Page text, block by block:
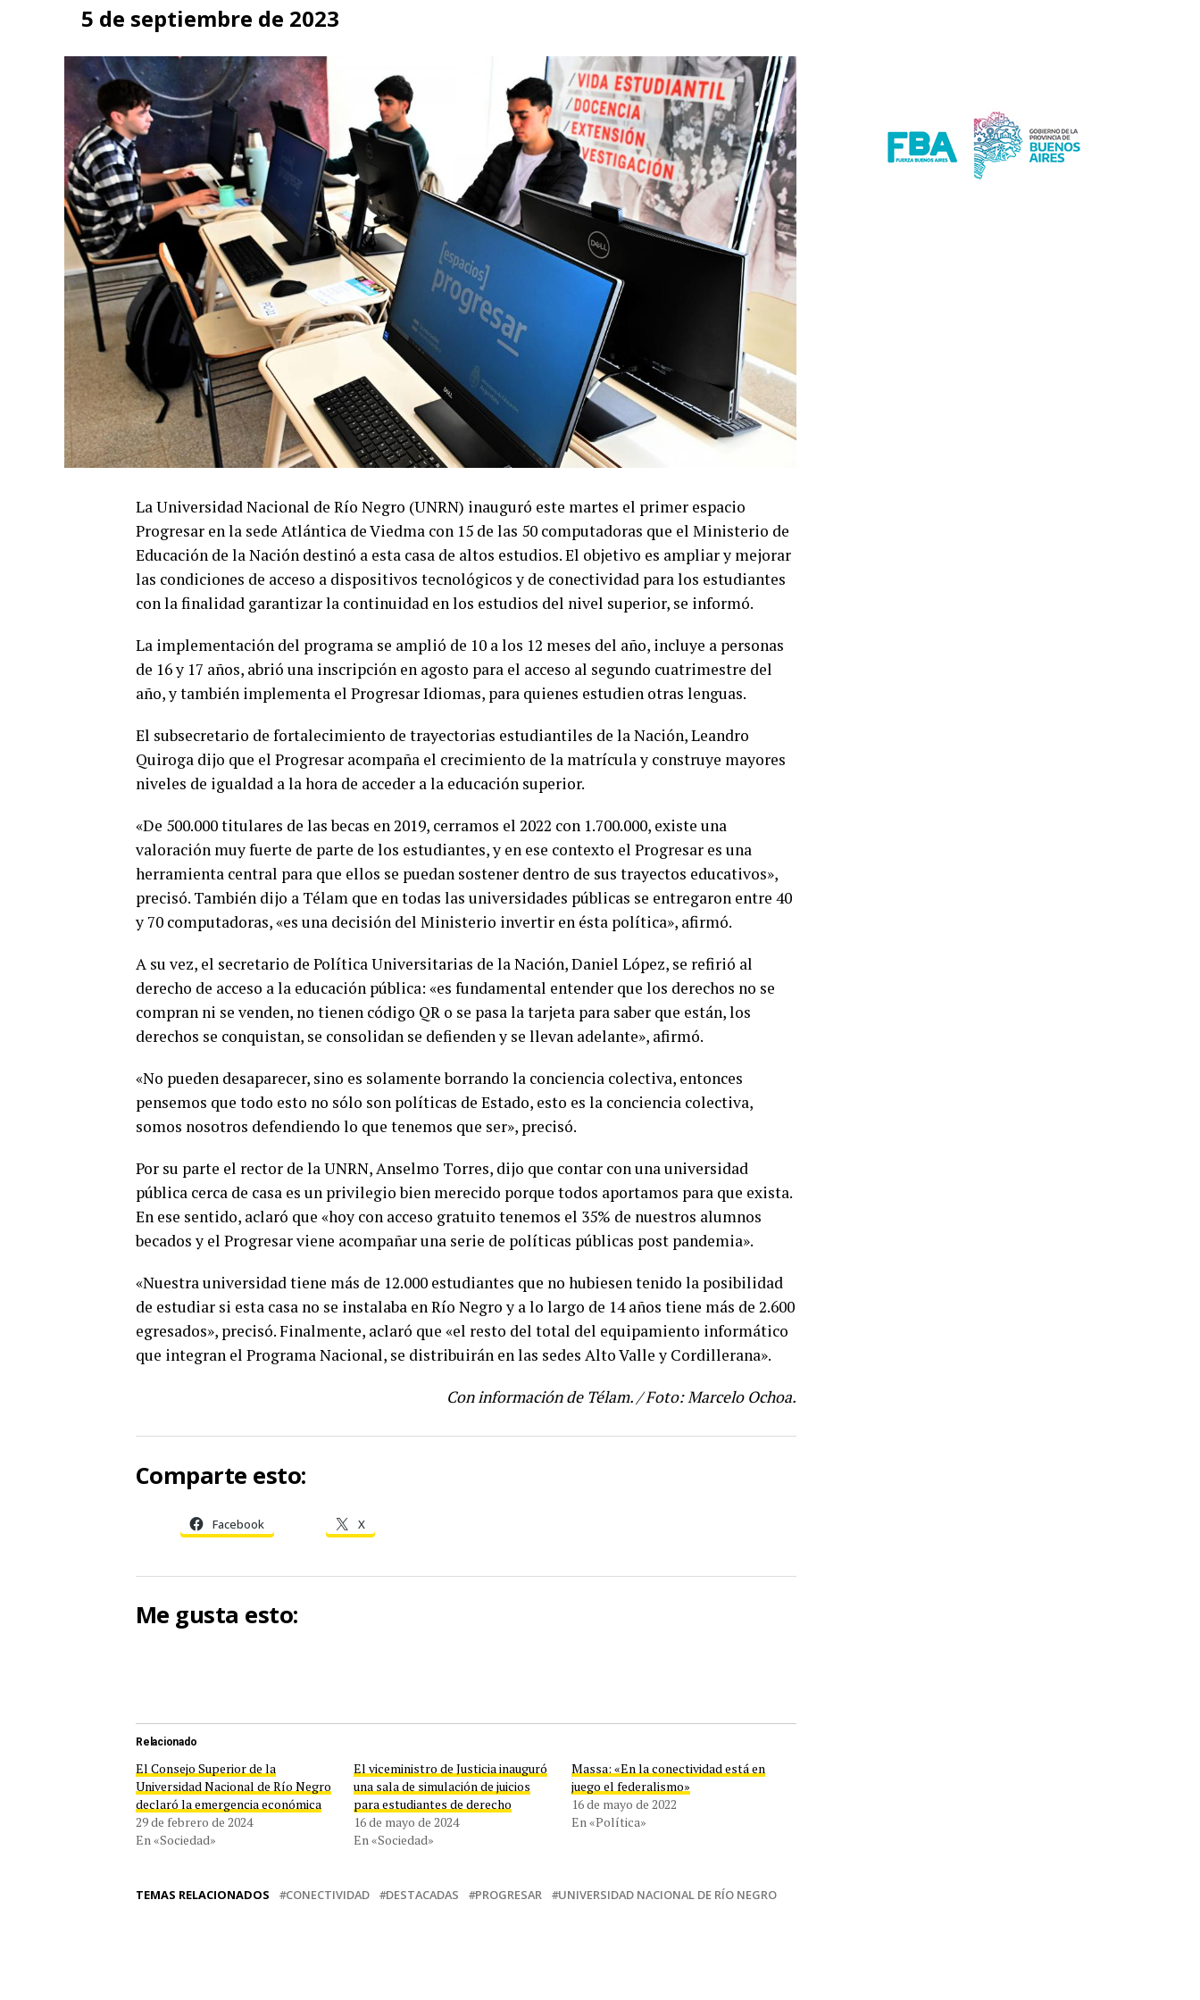
5 de septiembre de 2023
La Universidad Nacional de Río Negro (UNRN) inauguró este martes el primer espacio
Progresar en la sede Atlántica de Viedma con 15 de las 50 computadoras que el Ministerio de
Educación de la Nación destinó a esta casa de altos estudios. El objetivo es ampliar y mejorar
las condiciones de acceso a dispositivos tecnológicos y de conectividad para los estudiantes
con la finalidad garantizar la continuidad en los estudios del nivel superior, se informó.
La implementación del programa se amplió de 10 a los 12 meses del año, incluye a personas
de 16 y 17 años, abrió una inscripción en agosto para el acceso al segundo cuatrimestre del
año, y también implementa el Progresar Idiomas, para quienes estudien otras lenguas.
El subsecretario de fortalecimiento de trayectorias estudiantiles de la Nación, Leandro
Quiroga dijo que el Progresar acompaña el crecimiento de la matrícula y construye mayores
niveles de igualdad a la hora de acceder a la educación superior.
«De 500.000 titulares de las becas en 2019, cerramos el 2022 con 1.700.000, existe una
valoración muy fuerte de parte de los estudiantes, y en ese contexto el Progresar es una
herramienta central para que ellos se puedan sostener dentro de sus trayectos educativos»,
precisó. También dijo a Télam que en todas las universidades públicas se entregaron entre 40
y 70 computadoras, «es una decisión del Ministerio invertir en ésta política», afirmó.
A su vez, el secretario de Política Universitarias de la Nación, Daniel López, se refirió al
derecho de acceso a la educación pública: «es fundamental entender que los derechos no se
compran ni se venden, no tienen código QR o se pasa la tarjeta para saber que están, los
derechos se conquistan, se consolidan se defienden y se llevan adelante», afirmó.
«No pueden desaparecer, sino es solamente borrando la conciencia colectiva, entonces
pensemos que todo esto no sólo son políticas de Estado, esto es la conciencia colectiva,
somos nosotros defendiendo lo que tenemos que ser», precisó.
Por su parte el rector de la UNRN, Anselmo Torres, dijo que contar con una universidad
pública cerca de casa es un privilegio bien merecido porque todos aportamos para que exista.
En ese sentido, aclaró que «hoy con acceso gratuito tenemos el 35% de nuestros alumnos
becados y el Progresar viene acompañar una serie de políticas públicas post pandemia».
«Nuestra universidad tiene más de 12.000 estudiantes que no hubiesen tenido la posibilidad
de estudiar si esta casa no se instalaba en Río Negro y a lo largo de 14 años tiene más de 2.600
egresados», precisó. Finalmente, aclaró que «el resto del total del equipamiento informático
que integran el Programa Nacional, se distribuirán en las sedes Alto Valle y Cordillerana».
Con información de Télam. / Foto: Marcelo Ochoa.
Comparte esto:
Facebook X
Me gusta esto:
Relacionado
El Consejo Superior de la
Universidad Nacional de Río Negro
declaró la emergencia económica
29 de febrero de 2024
En «Sociedad»
El viceministro de Justicia inauguró
una sala de simulación de juicios
para estudiantes de derecho
16 de mayo de 2024
En «Sociedad»
Massa: «En la conectividad está en
juego el federalismo»
16 de mayo de 2022
En «Política»
TEMAS RELACIONADOS CONECTIVIDAD DESTACADAS PROGRESAR UNIVERSIDAD NACIONAL DE RÍO NEGRO